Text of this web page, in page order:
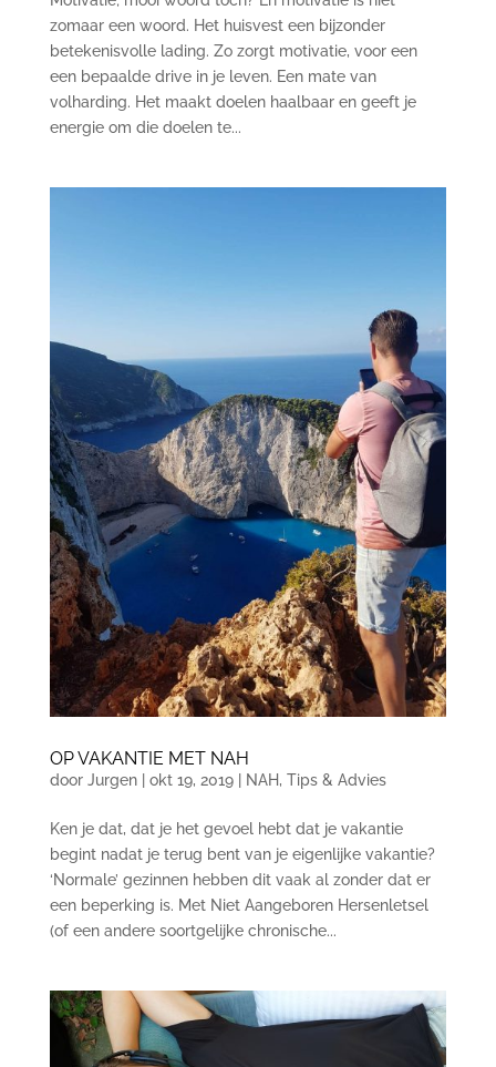
zomaar een woord. Het huisvest een bijzonder
betekenisvolle lading. Zo zorgt motivatie, voor een
een bepaalde drive in je leven. Een mate van
volharding. Het maakt doelen haalbaar en geeft je
energie om die doelen te...
OP VAKANTIE MET NAH
door Jurgen| okt 19, 2019| NAH, Tips & Advies
Ken je dat, dat je het gevoel hebt dat je vakantie
begint nadat je terug bent van je eigenlijke vakantie?
‘Normale’ gezinnen hebben dit vaak al zonder dat er
een beperking is. Met Niet Aangeboren Hersenletsel
(of een andere soortgelijke chronische...